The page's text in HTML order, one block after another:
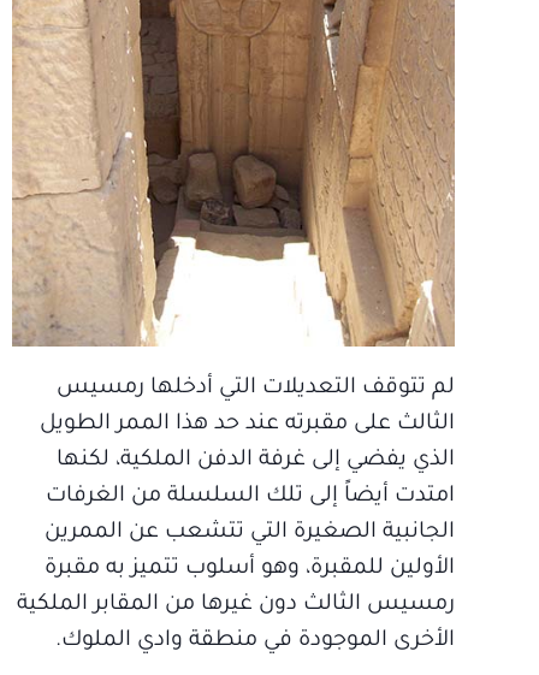
لم تتوقف التعديلات التي أدخلها رمسيس
الثالث على مقبرته عند حد هذا الممر الطويل
الذي يفضي إلى غرفة الدفن الملكية، لكنها
امتدت أيضاً إلى تلك السلسلة من الغرفات
الجانبية الصغيرة التي تتشعب عن الممرين
الأولين للمقبرة، وهو أسلوب تتميز به مقبرة
رمسيس الثالث دون غيرها من المقابر الملكية
الأخرى الموجودة في منطقة وادي الملوك.